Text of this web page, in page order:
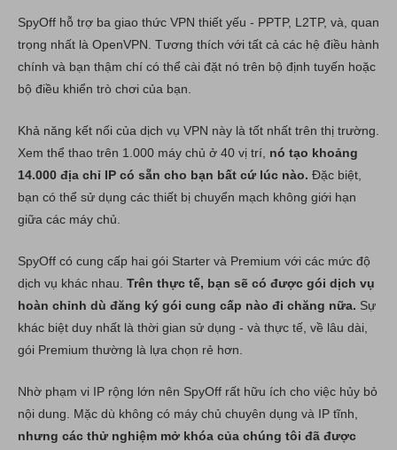
SpyOff hỗ trợ ba giao thức VPN thiết yếu - PPTP, L2TP, và, quan
trọng nhất là OpenVPN. Tương thích với tất cả các hệ điều hành
chính và bạn thậm chí có thể cài đặt nó trên bộ định tuyến hoặc
bộ điều khiển trò chơi của bạn.
Khả năng kết nối của dịch vụ VPN này là tốt nhất trên thị trường.
Xem thể thao trên 1.000 máy chủ ở 40 vị trí, nó tạo khoảng
14.000 địa chỉ IP có sẵn cho bạn bất cứ lúc nào. Đặc biệt,
bạn có thể sử dụng các thiết bị chuyển mạch không giới hạn
giữa các máy chủ.
SpyOff có cung cấp hai gói Starter và Premium với các mức độ
dịch vụ khác nhau. Trên thực tế, bạn sẽ có được gói dịch vụ
hoàn chỉnh dù đăng ký gói cung cấp nào đi chăng nữa. Sự
khác biệt duy nhất là thời gian sử dụng - và thực tế, về lâu dài,
gói Premium thường là lựa chọn rẻ hơn.
Nhờ phạm vi IP rộng lớn nên SpyOff rất hữu ích cho việc hủy bỏ
nội dung. Mặc dù không có máy chủ chuyên dụng và IP tĩnh,
nhưng các thử nghiệm mở khóa của chúng tôi đã được